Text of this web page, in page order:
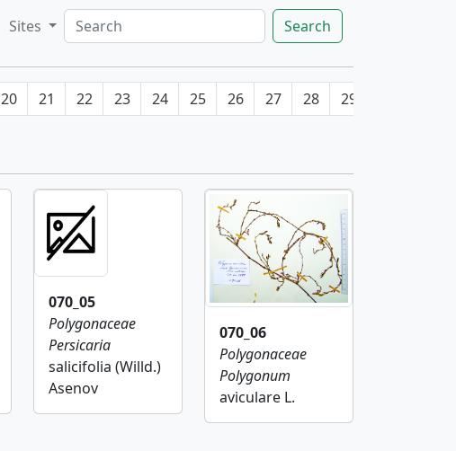
Sites Search
20 21 22 23 24 25 26 27 28 29
070_05
Polygonaceae
Persicaria
salicifolia (Willd.)
Asenov
070_06
Polygonaceae
Polygonum
aviculare L.